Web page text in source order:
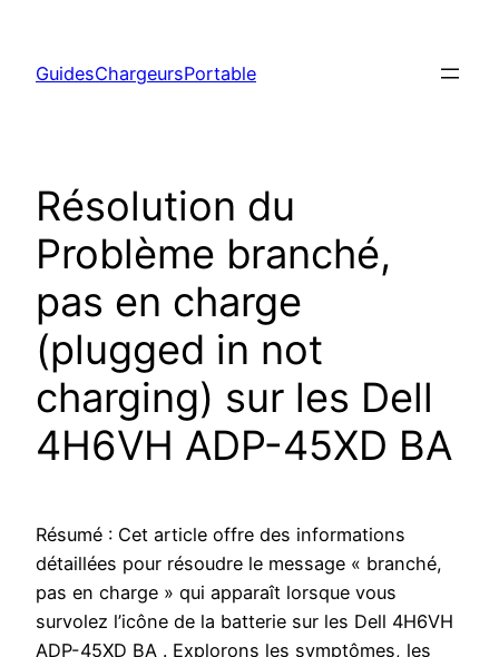
contenu
GuidesChargeursPortable
Résolution du
Problème branché,
pas en charge
(plugged in not
charging) sur les Dell
4H6VH ADP-45XD BA
Résumé : Cet article offre des informations
détaillées pour résoudre le message « branché,
pas en charge » qui apparaît lorsque vous
survolez l’icône de la batterie sur les Dell 4H6VH
ADP-45XD BA . Explorons les symptômes, les